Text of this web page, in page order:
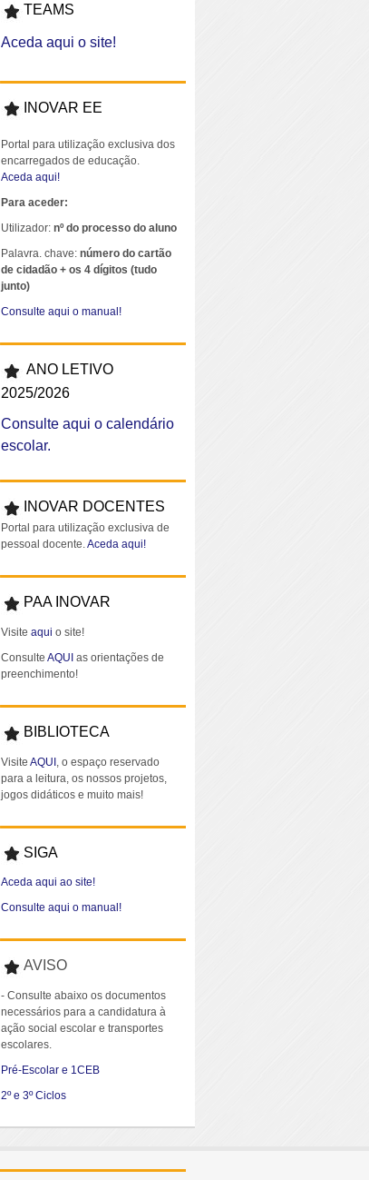
TEAMS
Aceda aqui o site!
INOVAR EE
Portal para utilização exclusiva dos
encarregados de educação.
Aceda aqui!
Para aceder:
Utilizador: nº do processo do aluno
Palavra. chave:número do cartão
de cidadão + os 4 dígitos (tudo
junto)
Consulte aqui o manual!
ANO LETIVO
2025/2026
Consulte aqui o calendário
escolar.
INOVAR DOCENTES
Portal para utilização exclusiva de
pessoal docente.Aceda aqui!
PAA INOVAR
Visite aqui o site!
ConsulteAQUI as orientações de
preenchimento!
BIBLIOTECA
VisiteAQUI , o espaço reservado
para a leitura, os nossos projetos,
jogos didáticos e muito mais!
SIGA
Aceda aqui ao site!
Consulte aqui o manual!
AVISO
- Consulte abaixo os documentos
necessários para a candidatura à
ação social escolar e transportes
escolares.
Pré-Escolar e 1CEB
2º e 3º Ciclos